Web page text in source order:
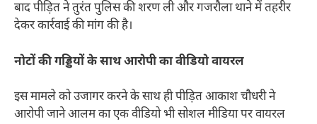
बाद पीड़ित ने तुरंत पुलिस की शरण ली और गजरौला थाने में तहरीर
देकर कार्रवाई की मांग की है।
नोटों की गड्डियों के साथ आरोपी का वीडियो वायरल
इस मामले को उजागर करने के साथ ही पीड़ित आकाश चौधरी ने
आरोपी जाने आलम का एक वीडियो भी सोशल मीडिया पर वायरल